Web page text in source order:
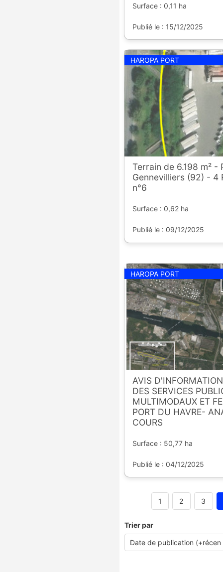
Surface : 0,11 ha
Publié le : 15/12/2025
HAROPA PORT
Terrain de 6.198 m² -
Gennevilliers (92) - 4
n°6
Surface : 0,62 ha
Publié le : 09/12/2025
HAROPA PORT
AVIS
DES SERVICES
MULTIMODAUX ET
PORT DU HAVRE-
COURS
Surface : 50,77 ha
Publié le : 04/12/2025
1 2 3
Trier par